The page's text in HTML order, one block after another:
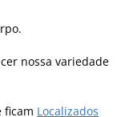
nossa variedade
ficam Localizados